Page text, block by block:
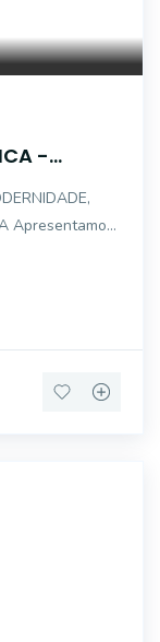
-
da região. Um
dos amb